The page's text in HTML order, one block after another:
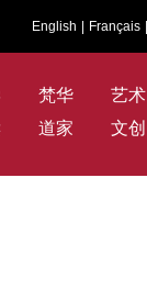
English Français
梵华 艺术
道家 文创